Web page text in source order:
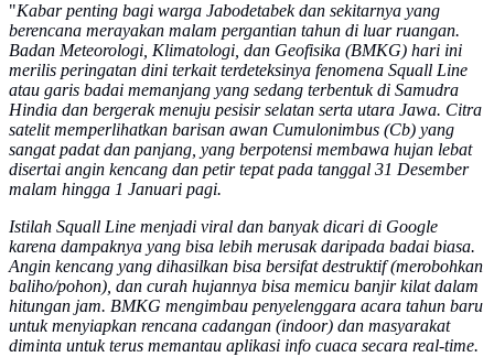
"Kabar penting bagi warga Jabodetabek dan sekitarnya yang
berencana merayakan malam pergantian tahun di luar ruangan.
Badan Meteorologi, Klimatologi, dan Geofisika (BMKG) hari ini
merilis peringatan dini terkait terdeteksinya fenomena Squall Line
atau garis badai memanjang yang sedang terbentuk di Samudra
Hindia dan bergerak menuju pesisir selatan serta utara Jawa. Citra
satelit memperlihatkan barisan awan Cumulonimbus (Cb) yang
sangat padat dan panjang, yang berpotensi membawa hujan lebat
disertai angin kencang dan petir tepat pada tanggal 31 Desember
malam hingga 1 Januari pagi.
Istilah Squall Line menjadi viral dan banyak dicari di Google
karena dampaknya yang bisa lebih merusak daripada badai biasa.
Angin kencang yang dihasilkan bisa bersifat destruktif (merobohkan
baliho/pohon), dan curah hujannya bisa memicu banjir kilat dalam
hitungan jam. BMKG mengimbau penyelenggara acara tahun baru
untuk menyiapkan rencana cadangan (indoor) dan masyarakat
diminta untuk terus memantau aplikasi info cuaca secara real-time.